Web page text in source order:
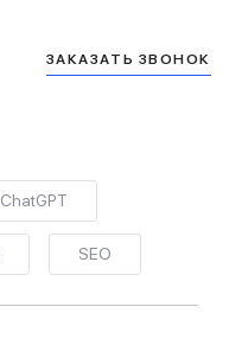
ЗАКАЗАТЬ ЗВОНОК
ChatGPT
SEO